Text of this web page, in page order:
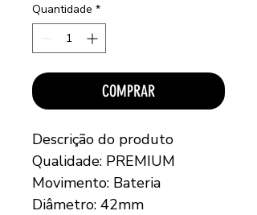
Quantidade *
COMPRAR
Descrição do produto
Qualidade: PREMIUM
Movimento: Bateria
Diâmetro: 42mm